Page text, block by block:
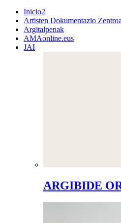
Inicio2
Artisten Dokumentazio Zentroa
Argitalpenak
AMAonline.eus
JAI
ARGIBIDE